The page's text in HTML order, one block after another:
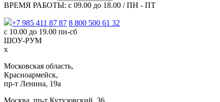
ВРЕМЯ РАБОТЫ: с 09.00 до 18.00 / ПН - ПТ
+7 985 411 87 87 8 800 500 61 32
с 10.00 до 19.00 пн-сб
ШОУ-РУМ
x
Московская область,
Красноармейск,
пр-т Ленина, 19а
Москва, пр-т Кутузовский, 36